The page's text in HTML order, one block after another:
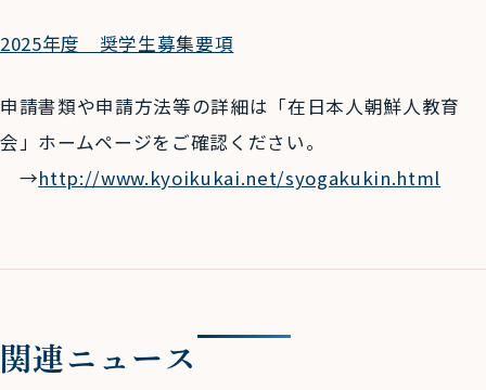
2025年度 奨学生募集要項
申請書類や申請方法等の詳細は「在日本人朝鮮人教育
会」ホームページをご確認ください。
→http://www.kyoikukai.net/syogakukin.html
関連ニュース